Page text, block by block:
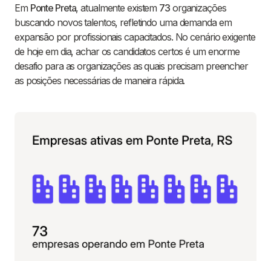
Em Ponte Preta, atualmente existem 73organizações
buscando novos talentos, refletindo uma demanda em
expansão por profissionais capacitados. No cenário exigente
de hoje em dia, achar os candidatos certos é um enorme
desafio para as organizações as quais precisam preencher
as posições necessárias de maneira rápida.